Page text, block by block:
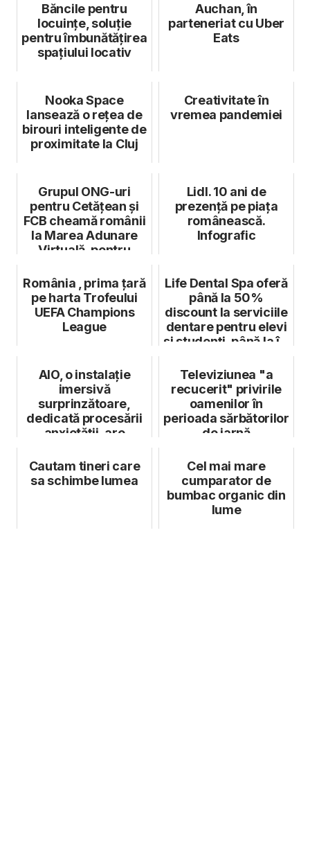
Băncile pentru
locuințe, soluție
pentru îmbunătățirea
spațiului locativ
Auchan, în
parteneriat cu Uber
Eats
Nooka Space
lansează o rețea de
birouri inteligente de
proximitate la Cluj
Creativitate în
vremea pandemiei
Grupul ONG-uri
pentru Cetățean și
FCB cheamă românii
la Marea Adunare
Virtuală, pentru
Lidl. 10 ani de
prezență pe piața
românească.
Infografic
România , prima țară
pe harta Trofeului
UEFA Champions
League
Life Dental Spa oferă
până la 50%
discount la serviciile
dentare pentru elevi
și studenți, până la î...
AIO, o instalație
imersivă
surprinzătoare,
dedicată procesării
anxietății, are
Televiziunea "a
recucerit" privirile
oamenilor în
perioada sărbătorilor
de iarnă
Cautam tineri care
sa schimbe lumea
Cel mai mare
cumparator de
bumbac organic din
lume